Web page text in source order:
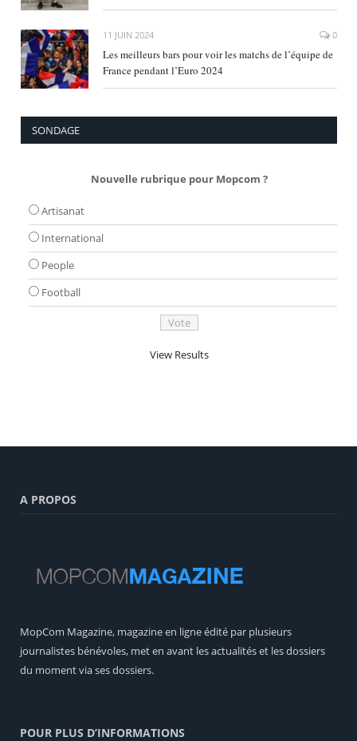
11 JUIN 2024 0
Les meilleurs bars pour voir les matchs de l’équipe de
France pendant l’Euro 2024
SONDAGE
Nouvelle rubrique pour Mopcom ?
Artisanat
International
People
Football
View Results
A PROPOS
MopCom Magazine, magazine en ligne édité par plusieurs
journalistes bénévoles, met en avant les actualités et les dossiers
du moment via ses dossiers.
POUR PLUS D’INFORMATIONS